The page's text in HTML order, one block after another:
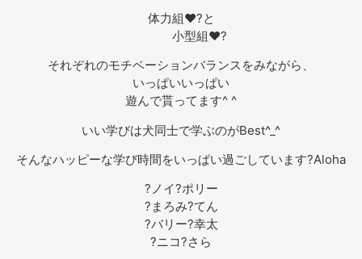
体力組❤︎?と
小型組❤︎?
それぞれのモチベーションバランスをみながら、
いっぱいいっぱい
遊んで貰ってます^ ^
いい学びは犬同士で学ぶのがBest^_^
そんなハッピーな学び時間をいっぱい過ごしています?Aloha
?ノイ?ポリー
?まろみ?てん
?バリー?幸太
?ニコ?さら